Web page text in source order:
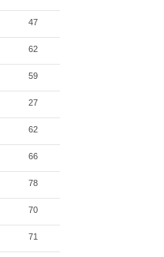
47
62
59
27
62
66
78
70
71